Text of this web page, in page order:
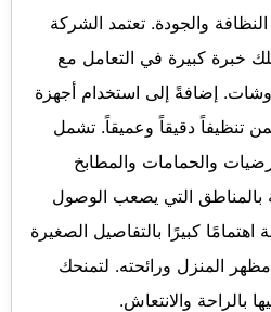
والجودة. تعتمد الشركة
خبرة كبيرة في التعامل مع
إضافةً إلى استخدام أجهزة
تنظيفاً دقيقاً وعميقاً. تشمل
والحمامات والمطابخ
بالمناطق التي يصعب الوصول
اهتمامًا كبيرًا بالتفاصيل الصغيرة
المنزل ورائحته. لتمنحك
بالراحة والانتعاش.